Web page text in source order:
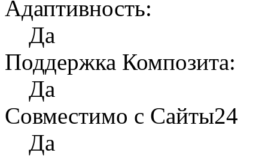
Адаптивность:
Да
Поддержка Композита:
Да
Совместимо с Сайты24
Да